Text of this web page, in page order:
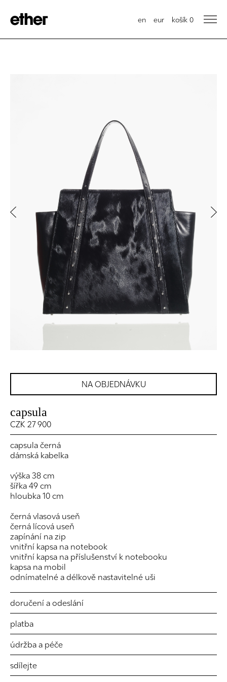
en eur košík 0
Previous
NA OBJEDNÁVKU
capsula
CZK 27 900
capsula černá
dámská kabelka
výška 38 cm
šířka 49 cm
hloubka 10 cm
černá vlasová useň
černá lícová useň
zapínání na zip
vnitřní kapsa na notebook
vnitřní kapsa na příslušenství k notebooku
kapsa na mobil
odnímatelné a délkově nastavitelné uši
doručení a odeslání
platba
údržba a péče
sdílejte